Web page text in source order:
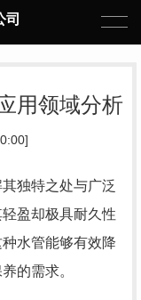
司
用领域分析
独特之处与广泛
盈却极具耐久性
水管能够有效降
的需求。